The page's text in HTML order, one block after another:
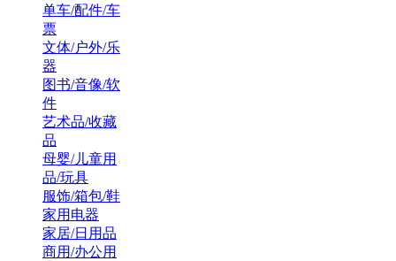
单车/配件/车
票
文体/户外/乐
器
图书/音像/软
件
艺术品/收藏
品
母婴/儿童用
品/玩具
服饰/箱包/鞋
家用电器
家居/日用品
商用/办公用